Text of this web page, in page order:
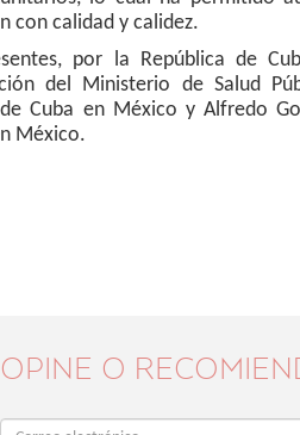
con calidad y calidez.
por la República de
del Ministerio de Salud
Cuba en México y Alfredo
México.
OPINE O